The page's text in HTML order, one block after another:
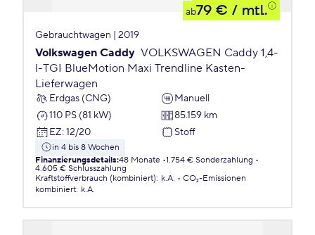
ab79 € / mtl.
Gebrauchtwagen | 2019
Volkswagen Caddy VOLKSWAGEN Caddy 1,4-
l-TGI BlueMotion Maxi Trendline Kasten-
Lieferwagen
Erdgas (CNG)
Manuell
110 PS (81 kW)
85.159 km
EZ: 12/20 Stoff
in 4 bis 8 Wochen
Finanzierungsdetails:48 Monate 1.754 € Sonderzahlung
4.605 € Schlusszahlung
Kraftstoffverbrauch (kombiniert): k.A.
CO₂-Emissionen
kombiniert: k.A.